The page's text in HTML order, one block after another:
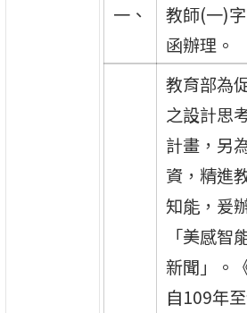
一、
教師(一)
函辦理。
教育部為
之設計思
計畫，另
資，精進
知能，爰
「美感智
新聞」。
自109年